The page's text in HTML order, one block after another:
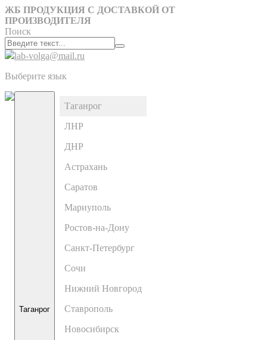
ЖБ ПРОДУКЦИЯ С ДОСТАВКОЙ ОТ
ПРОИЗВОДИТЕЛЯ
Поиск
lab-volga@mail.ru
Выберите язык
Таганрог
Таганрог
ЛНР
ДНР
Астрахань
Саратов
Мариуполь
Ростов-на-Дону
Санкт-Петербург
Сочи
Нижний Новгород
Ставрополь
Новосибирск